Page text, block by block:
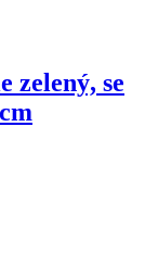
zelený, se